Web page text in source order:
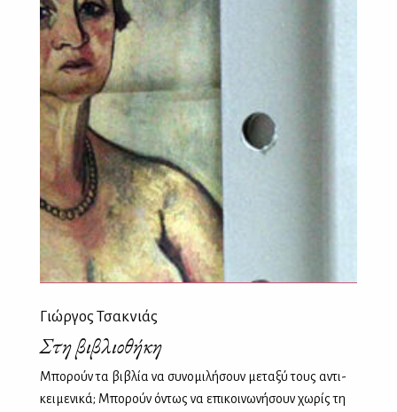
Γιώργος Τσακνιάς
Στη βιβλιοθήκη
Μπορούν τα βιβλία να συνομιλήσουν μεταξύ τους αντι-
κειμενικά; Μπορούν όντως να επικοινωνήσουν χωρίς τη